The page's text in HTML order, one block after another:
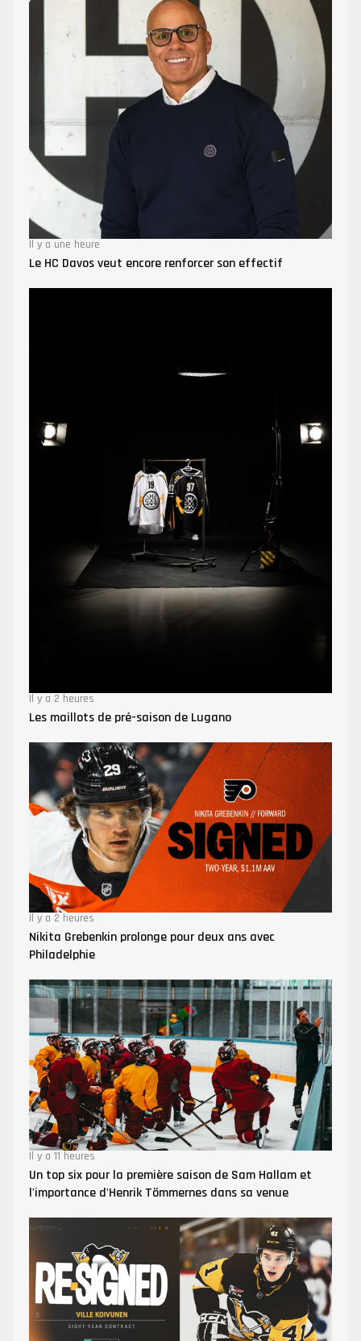
Il y a une heure
Le HC Davos veut encore renforcer son effectif
Il y a 2 heures
Les maillots de pré-saison de Lugano
Il y a 2 heures
Nikita Grebenkin prolonge pour deux ans avec
Philadelphie
Il y a 11 heures
Un top six pour la première saison de Sam Hallam et
l'importance d'Henrik Tömmernes dans sa venue